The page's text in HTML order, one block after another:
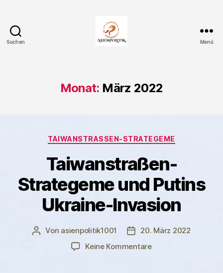
Suchen Menü
Monat: März 2022
Kategorien
TAIWANSTRASSEN-STRATEGEME
Taiwanstraßen-
Strategeme und Putins
Ukraine-Invasion
Beitragsautor
Von asienpolitik1001 Veröffentlichungsdatum
20. März 2022
Keine Kommentarezu